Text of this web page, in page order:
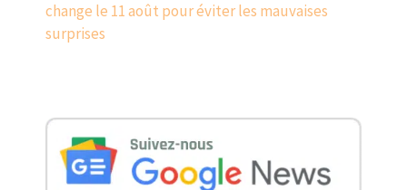
change le 11 août pour éviter les mauvaises
surprises